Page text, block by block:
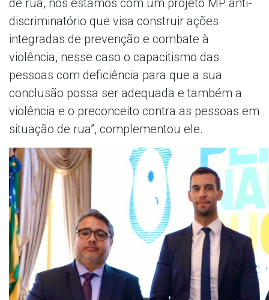
discriminatório que visa construir ações
integradas de prevenção e combate à
violência, nesse caso o capacitismo das
pessoas com deficiência para que a sua
conclusão possa ser adequada e também a
violência e o preconceito contra as pessoas em
situação de rua”, complementou ele.